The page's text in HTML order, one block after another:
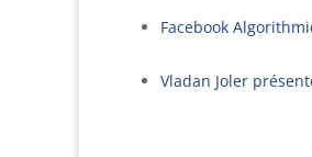
Facebook
Vladan Joler